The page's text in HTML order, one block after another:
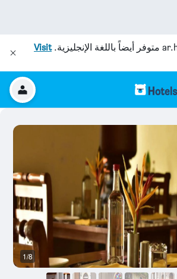
متوفر أيضاً باللغة الإنجليزية.Visit
1/8